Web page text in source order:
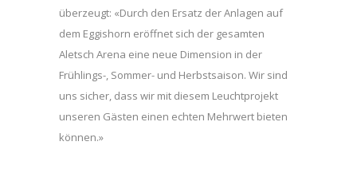
überzeugt: «Durch den Ersatz der Anlagen auf
dem Eggishorn eröffnet sich der gesamten
Aletsch Arena eine neue Dimension in der
Frühlings-, Sommer- und Herbstsaison. Wir sind
uns sicher, dass wir mit diesem Leuchtprojekt
unseren Gästen einen echten Mehrwert bieten
können.»